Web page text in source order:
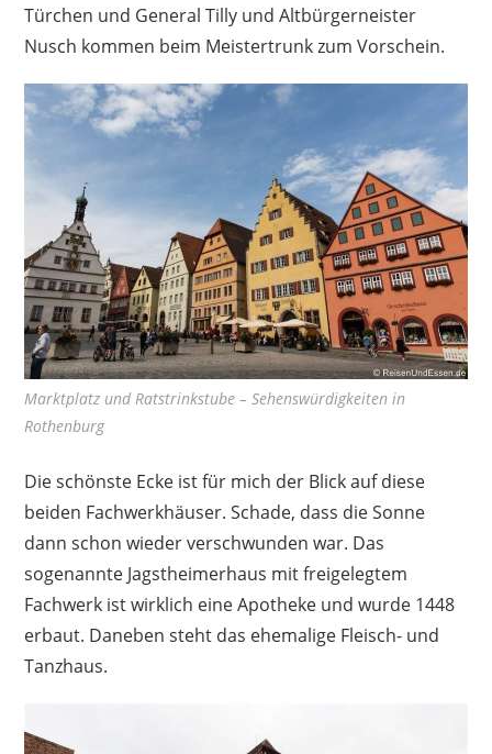
Türchen und General Tilly und Altbürgerneister
Nusch kommen beim Meistertrunk zum Vorschein.
Marktplatz und Ratstrinkstube – Sehenswürdigkeiten in
Rothenburg
Die schönste Ecke ist für mich der Blick auf diese
beiden Fachwerkhäuser. Schade, dass die Sonne
dann schon wieder verschwunden war. Das
sogenannte Jagstheimerhaus mit freigelegtem
Fachwerk ist wirklich eine Apotheke und wurde 1448
erbaut. Daneben steht das ehemalige Fleisch- und
Tanzhaus.